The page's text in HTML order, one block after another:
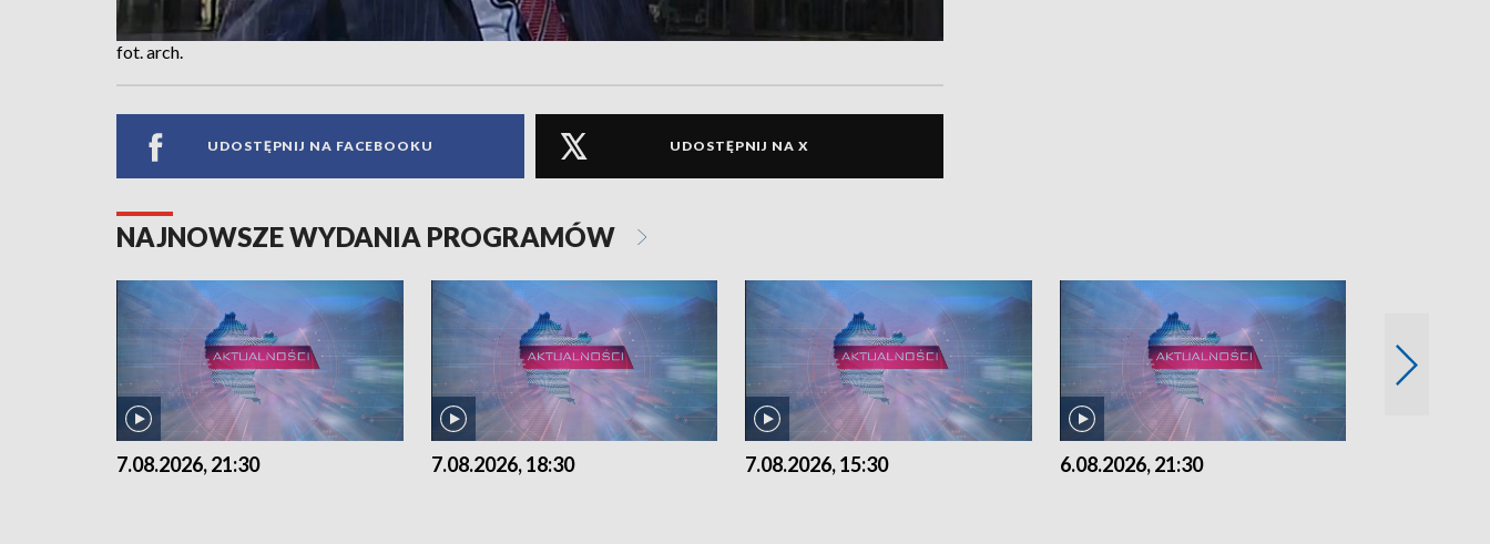
fot. arch.
UDOSTĘPNIJ NA FACEBOOKU UDOSTĘPNIJ NA X
NAJNOWSZE WYDANIA PROGRAMÓW
7.08.2026, 21:30 7.08.2026, 18:30 7.08.2026, 15:30 6.08.2026, 21:30